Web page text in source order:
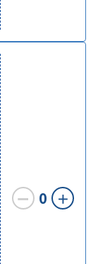
ー 0 ＋